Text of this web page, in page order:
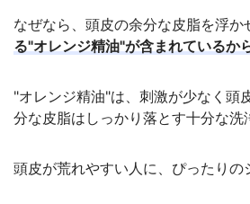
なぜなら、頭皮の余分な皮脂を浮か
る"オレンジ精油"が含まれているか
"オレンジ精油"は、刺激が少なく頭
分な皮脂はしっかり落とす十分な洗
頭皮が荒れやすい人に、ぴったりの